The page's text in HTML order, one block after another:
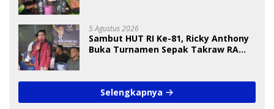
5 Agustus 2026
Sambut HUT RI Ke-81, Ricky Anthony
Buka Turnamen Sepak Takraw RA
Selengkapnya